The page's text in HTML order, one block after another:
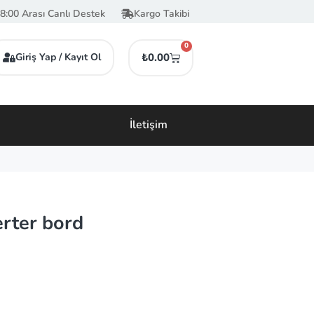
Arası Canlı Destek Kargo Takibi
Giriş Yap / Kayıt Ol ₺0.00
0
İletişim
bord